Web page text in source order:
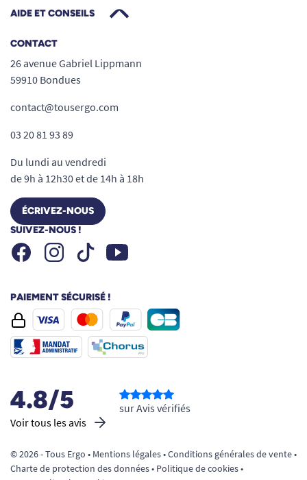
AIDE ET CONSEILS
CONTACT
26 avenue Gabriel Lippmann
59910 Bondues
contact@tousergo.com
03 20 81 93 89
Du lundi au vendredi
de 9h à 12h30 et de 14h à 18h
ÉCRIVEZ-NOUS
SUIVEZ-NOUS !
FacebookInstagramTiktok Youtube
PAIEMENT SÉCURISÉ !
4.8/5
Voir tous les avis
sur Avis vérifiés
© 2026 - Tous Ergo • Mentions légales•Conditions générales de vente•
Charte de protection des données• Politique de cookies•